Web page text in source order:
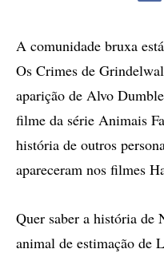
A comunidade bruxa
Os Crimes de
aparição de Alvo
filme da série Animais
história de outros
apareceram nos filmes
Quer saber a história de
animal de estimação de